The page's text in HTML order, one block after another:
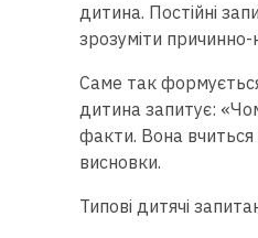
дитина. Постійні
зрозуміти причинно-
Саме так
дитина запитує:
факти. Вона вчиться
висновки.
Типові дитячі